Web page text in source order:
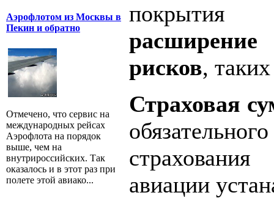
Аэрофлотом из Москвы в
Пекин и обратно
Отмечено, что сервис на
международных рейсах
Аэрофлота на порядок
выше, чем на
внутрироссийских. Так
оказалось и в этот раз при
полете этой авиако...
расширение
рисков,
Страховая
авиации